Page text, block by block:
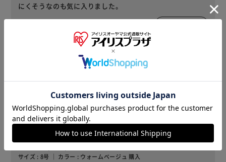
にくそうなのも気に入りました。
役に立った
2023/01/10
hanano(女性)
サイズ : 8号 ｜ カラー : ウォームベージュ 購入